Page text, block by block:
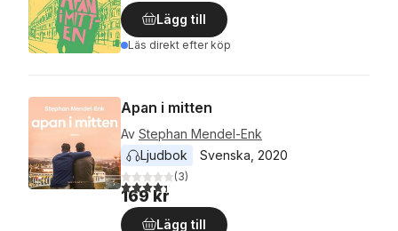
Lägg till
Läs direkt efter köp
Apan i mitten
Av Stephan Mendel-Enk
Ljudbok
Svenska 2020
4,3utav 5 stjärnor. Totalt antal röster:
(3)
169 kr
Lägg till